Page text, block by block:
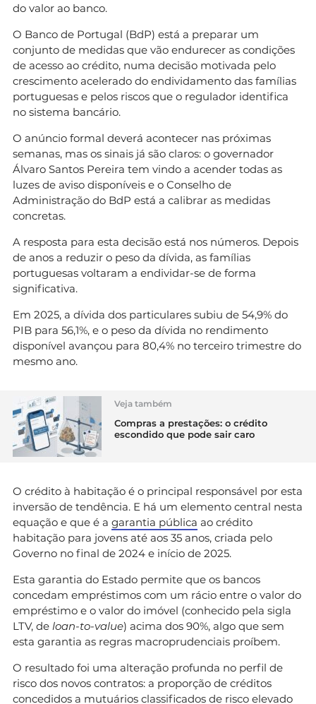
do valor ao banco.
O Banco de Portugal (BdP) está a preparar um
conjunto de medidas que vão endurecer as condições
de acesso ao crédito, numa decisão motivada pelo
crescimento acelerado do endividamento das famílias
portuguesas e pelos riscos que o regulador identifica
no sistema bancário.
O anúncio formal deverá acontecer nas próximas
semanas, mas os sinais já são claros: o governador
Álvaro Santos Pereira tem vindo a acender todas as
luzes de aviso disponíveis e o Conselho de
Administração do BdP está a calibrar as medidas
concretas.
A resposta para esta decisão está nos números. Depois
de anos a reduzir o peso da dívida, as famílias
portuguesas voltaram a endividar-se de forma
significativa.
Em 2025, a dívida dos particulares subiu de 54,9% do
PIB para 56,1%, e o peso da dívida no rendimento
disponível avançou para 80,4% no terceiro trimestre do
mesmo ano.
Veja também
Compras a prestações: o crédito
escondido que pode sair caro
O crédito à habitação é o principal responsável por esta
inversão de tendência. E há um elemento central nesta
equação e que é a garantia pública ao crédito
habitação para jovens até aos 35 anos, criada pelo
Governo no final de 2024 e início de 2025.
Esta garantia do Estado permite que os bancos
concedam empréstimos com um rácio entre o valor do
empréstimo e o valor do imóvel (conhecido pela sigla
LTV, de loan-to-value) acima dos 90%, algo que sem
esta garantia as regras macroprudenciais proíbem.
O resultado foi uma alteração profunda no perfil de
risco dos novos contratos: a proporção de créditos
concedidos a mutuários classificados de risco elevado